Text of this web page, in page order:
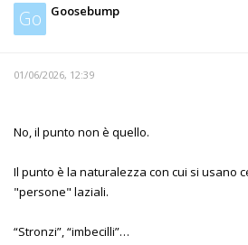
Go Goosebump
01/06/2026, 12:39
No, il punto non è quello.
Il punto è la naturalezza con cui si usano
"persone" laziali.
“Stronzi”, “imbecilli”…